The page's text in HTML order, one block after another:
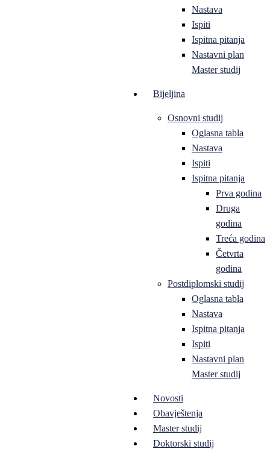
Nastava
Ispiti
Ispitna pitanja
Nastavni plan
Master studij
Bijeljina
Osnovni studij
Oglasna tabla
Nastava
Ispiti
Ispitna pitanja
Prva godina
Druga
godina
Treća godina
Četvrta
godina
Postdiplomski studij
Oglasna tabla
Nastava
Ispitna pitanja
Ispiti
Nastavni plan
Master studij
Novosti
Obavještenja
Master studij
Doktorski studij